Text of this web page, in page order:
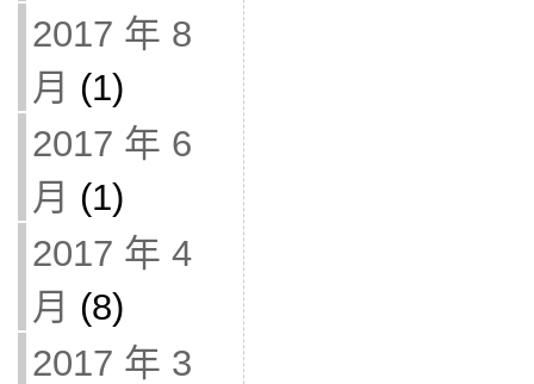
2017 年 8
月 (1)
2017 年 6
月 (1)
2017 年 4
月 (8)
2017 年 3